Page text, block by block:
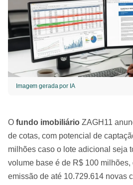
Imagem gerada por IA
O fundo imobiliário ZAGH11
de cotas, com potencial de
milhões caso o lote adicional seja
volume base é de R$ 100 milhões,
emissão de até 10.729.614 novas